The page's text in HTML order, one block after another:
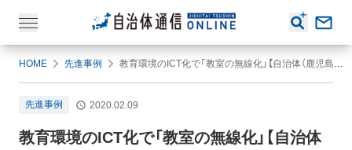
HOME 先進事例 教育環境のICT化で「教室の無線化」【自治体（鹿児島市）の取組事例】
先進事例 2020.02.09
教育環境のICT化で「教室の無線化」【自治体